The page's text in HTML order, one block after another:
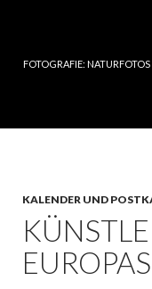
FOTOGRAFIE:
KALENDER UND